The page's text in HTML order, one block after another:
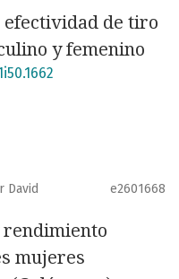
de tiro
y femenino
David
e2601668
rendimiento
mujeres